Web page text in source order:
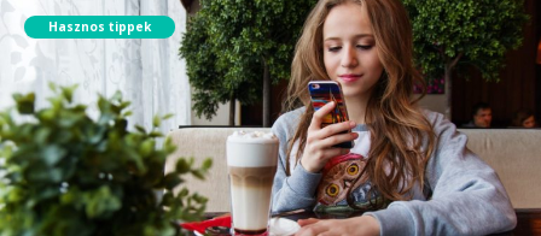
Hasznos tippek